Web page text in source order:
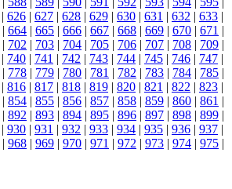
| 626 | 627 | 628 | 629 | 630 | 631 | 632 | 633 |
| 664 | 665 | 666 | 667 | 668 | 669 | 670 | 671 |
| 702 | 703 | 704 | 705 | 706 | 707 | 708 | 709 |
| 740 | 741 | 742 | 743 | 744 | 745 | 746 | 747 |
| 778 | 779 | 780 | 781 | 782 | 783 | 784 | 785 |
| 816 | 817 | 818 | 819 | 820 | 821 | 822 | 823 |
| 854 | 855 | 856 | 857 | 858 | 859 | 860 | 861 |
| 892 | 893 | 894 | 895 | 896 | 897 | 898 | 899 |
| 930 | 931 | 932 | 933 | 934 | 935 | 936 | 937 |
| 968 | 969 | 970 | 971 | 972 | 973 | 974 | 975 |